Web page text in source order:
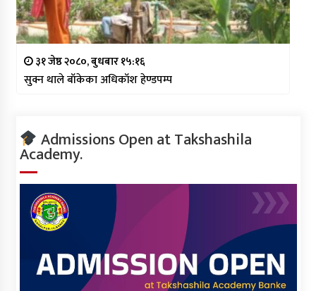
३१ जेष्ठ २०८०, बुधबार १५:१६
सुक्न थाले बाँकेका अधिकाँश हेण्डपम्प
Admissions Open at Takshashila
Academy.